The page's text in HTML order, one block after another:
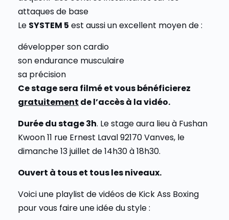
attaques de base
Le SYSTEM 5 est aussi un excellent moyen de :
développer son cardio
son endurance musculaire
sa précision
Ce stage sera filmé et vous bénéficierez
gratuitement de l’accès à la vidéo.
Durée du stage 3h. Le stage aura lieu à Fushan
Kwoon 11 rue Ernest Laval 92170 Vanves, le
dimanche 13 juillet de 14h30 à 18h30.
Ouvert à tous et tous les niveaux.
Voici une playlist de vidéos de Kick Ass Boxing
pour vous faire une idée du style :